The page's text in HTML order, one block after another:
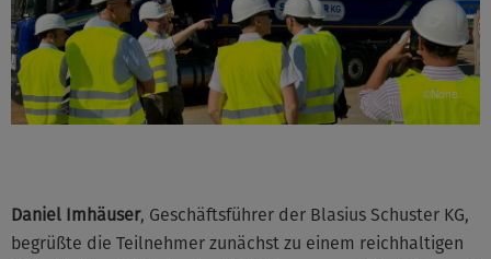
©None
Daniel Imhäuser, Geschäftsführer der Blasius Schuster KG,
begrüßte die Teilnehmer zunächst zu einem reichhaltigen